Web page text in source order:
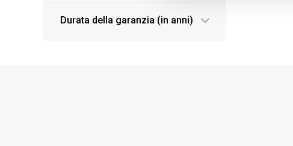
Durata della garanzia (in anni)